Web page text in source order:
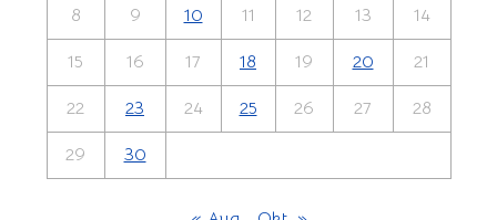
8 9 10 11 12 13 14
15 16 17 18 19 20 21
22 23 24 25 26 27 28
29 30